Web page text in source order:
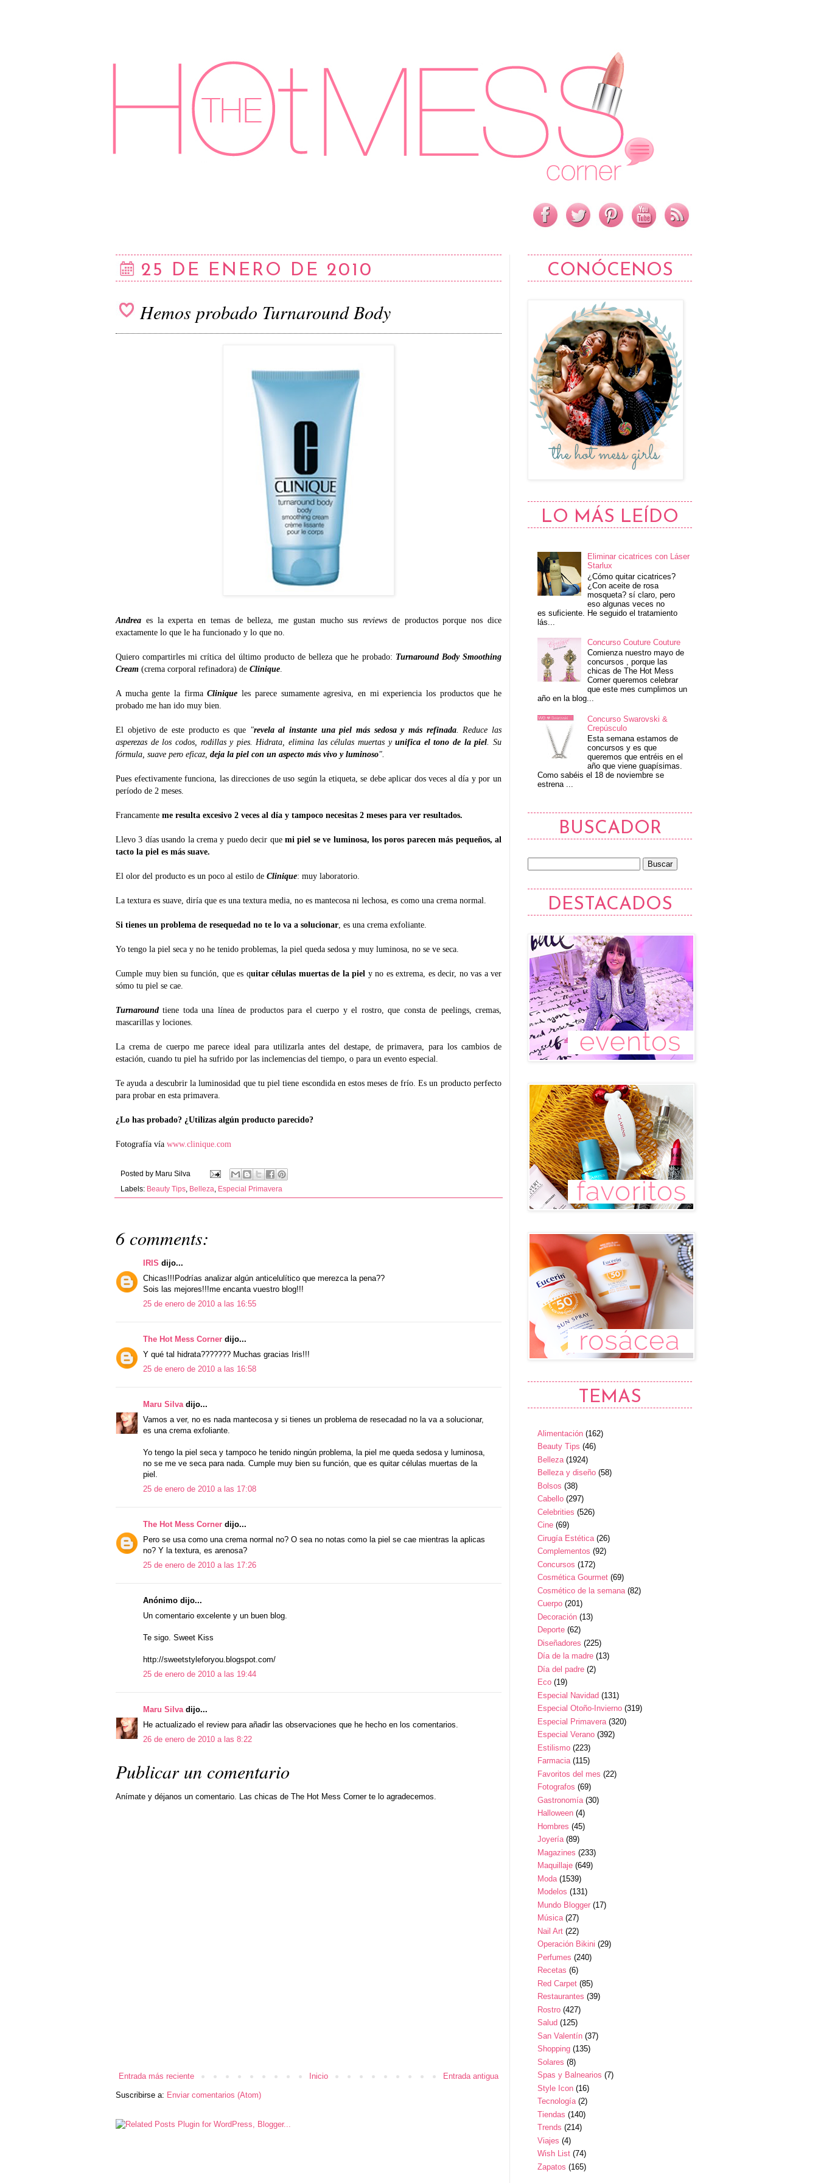
25 DE ENERO DE 2010
Hemos probado Turnaround Body
Andrea es la experta en temas de belleza, me gustan mucho susreviews de productos porque nos dice
exactamente lo que le ha funcionado y lo que no.
Quiero compartirles mi crítica del último producto de belleza que he probado: Turnaround Body Smoothing
Cream (crema corporal refinadora) de Clinique
A mucha gente la firmaClinique les parece sumamente agresiva, en mi experiencia los productos que he
probado me han ido muy bien.
El objetivo de este producto es que "revela al instante una piel más sedosa y más refinada. Reduce las
asperezas de los codos, rodillas y pies. Hidrata, elimina las células muertas yunifica el tono de la piel . Su
fórmula, suave pero eficaz, deja la piel con un aspecto más vivo y luminoso".
Pues efectivamente funciona, las direcciones de uso según la etiqueta, se debe aplicar dos veces al día y por un
período de 2 meses.
Francamente me resulta excesivo 2 veces al día y tampoco necesitas 2 meses para ver resultados.
Llevo 3 días usando la crema y puedo decir que mi piel se ve luminosa, los poros parecen más pequeños, al
tacto la piel es más suave.
El olor del producto es un poco al estilo de Clinique: muy laboratorio.
La textura es suave, diría que es una textura media, no es mantecosa ni lechosa, es como una crema normal.
Si tienes un problema de resequedad no te lo va a solucionar , es una crema exfoliante.
Yo tengo la piel seca y no he tenido problemas, la piel queda sedosa y muy luminosa, no se ve seca.
Cumple muy bien su función, que es quitar células muertas de la piel y no es extrema, es decir, no vas a ver
sómo tu piel se cae.
Turnaroundtiene toda una línea de productos para el cuerpo y el rostro, que consta de peelings, cremas,
mascarillas y lociones.
La crema de cuerpo me parece ideal para utilizarla antes del destape, deprimavera, para los cambios de
estación, cuando tu piel ha sufrido por las inclemencias del tiempo, o para un evento especial.
Te ayuda a descubrir la luminosidad que tu piel tiene escondida en estos meses de frío. Es un producto perfecto
para probar en esta primavera.
¿Lo has probado? ¿Utilizas algún producto parecido?
Fotografía vía www.clinique.com
Posted by Maru Silva
Labels: Beauty Tips Belleza Especial Primavera
6 comments:
IRIS dijo...
Chicas!!!Podrías analizar algún anticelulítico que merezca la pena??
Sois las mejores!!!me encanta vuestro blog!!!
25 de enero de 2010 a las 16:55
The Hot Mess Corner dijo...
Y qué tal hidrata??????? Muchas gracias Iris!!!
25 de enero de 2010 a las 16:58
Maru Silvadijo...
Vamos a ver, no es nada mantecosa y si tienes un problema de resecadad no la va a solucionar,
es una crema exfoliante.
Yo tengo la piel seca y tampoco he tenido ningún problema, la piel me queda sedosa y luminosa,
no se me ve seca para nada. Cumple muy bien su función, que es quitar células muertas de la
piel.
25 de enero de 2010 a las 17:08
The Hot Mess Corner dijo...
Pero se usa como una crema normal no? O sea no notas como la piel se cae mientras la aplicas
no? Y la textura, es arenosa?
25 de enero de 2010 a las 17:26
Anónimo dijo...
Un comentario excelente y un buen blog.
Te sigo. Sweet Kiss
http://sweetstyleforyou.blogspot.com/
25 de enero de 2010 a las 19:44
Maru Silvadijo...
He actualizado el review para añadir las observaciones que he hecho en los comentarios.
26 de enero de 2010 a las 8:22
Publicar un comentario
Anímate y déjanos un comentario. Las chicas de The Hot Mess Corner te lo agradecemos.
Entrada más reciente Entrada antigua
Inicio
Suscribirse a: Enviar comentarios (Atom)
CONÓCENOS
LO MÁS LEÍDO
Eliminar cicatrices con Láser
Starlux
¿Cómo quitar cicatrices?
¿Con aceite de rosa
mosqueta? sí claro, pero
eso algunas veces no
es suficiente. He seguido el tratamiento
lás...
Concurso Couture Couture
Comienza nuestro mayo de
concursos , porque las
chicas de The Hot Mess
Corner queremos celebrar
que este mes cumplimos un
año en la blog...
Concurso Swarovski &
Crepúsculo
Esta semana estamos de
concursos y es que
queremos que entréis en el
año que viene guapísimas.
Como sabéis el 18 de noviembre se
estrena ...
BUSCADOR
DESTACADOS
TEMAS
Alimentación (162)
Beauty Tips (46)
Belleza (1924)
Belleza y diseño (58)
Bolsos (38)
Cabello (297)
Celebrities (526)
Cine (69)
Cirugía Estética (26)
Complementos (92)
Concursos (172)
Cosmética Gourmet (69)
Cosmético de la semana (82)
Cuerpo (201)
Decoración (13)
Deporte (62)
Diseñadores (225)
Día de la madre (13)
Día del padre (2)
Eco (19)
Especial Navidad (131)
Especial Otoño-Invierno (319)
Especial Primavera (320)
Especial Verano (392)
Estilismo (223)
Farmacia (115)
Favoritos del mes (22)
Fotografos (69)
Gastronomía (30)
Halloween (4)
Hombres (45)
Joyería (89)
Magazines (233)
Maquillaje (649)
Moda (1539)
Modelos (131)
Mundo Blogger (17)
Música (27)
Nail Art (22)
Operación Bikini (29)
Perfumes (240)
Recetas (6)
Red Carpet (85)
Restaurantes (39)
Rostro (427)
Salud (125)
San Valentín (37)
Shopping (135)
Solares (8)
Spas y Balnearios (7)
Style Icon (16)
Tecnología (2)
Tiendas (140)
Trends (214)
Viajes (4)
Wish List (74)
Zapatos (165)